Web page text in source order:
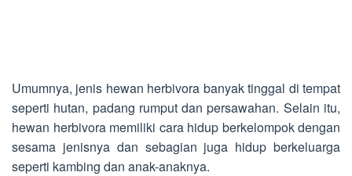
Umumnya, jenis hewan herbivora banyak tinggal di tempat
seperti hutan, padang rumput dan persawahan. Selain itu,
hewan herbivora memiliki cara hidup berkelompok dengan
sesama jenisnya dan sebagian juga hidup berkeluarga
seperti kambing dan anak-anaknya.